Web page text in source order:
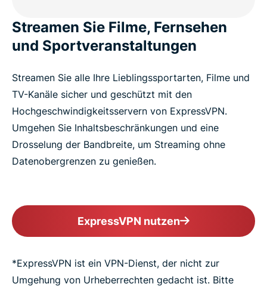
Streamen Sie Filme, Fernsehen
und Sportveranstaltungen
Streamen Sie alle Ihre Lieblingssportarten, Filme und
TV-Kanäle sicher und geschützt mit den
Hochgeschwindigkeitsservern von ExpressVPN.
Umgehen Sie Inhaltsbeschränkungen und eine
Drosselung der Bandbreite, um Streaming ohne
Datenobergrenzen zu genießen.
ExpressVPN nutzen
*ExpressVPN ist ein VPN-Dienst, der nicht zur
Umgehung von Urheberrechten gedacht ist. Bitte